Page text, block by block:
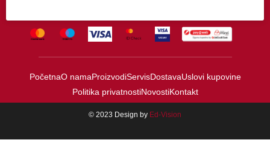
PočetnaO namaProizvodiServisDostavaUslovi kupovine
Politika privatnostiNovostiKontakt
© 2023 Design by Ed-Vision